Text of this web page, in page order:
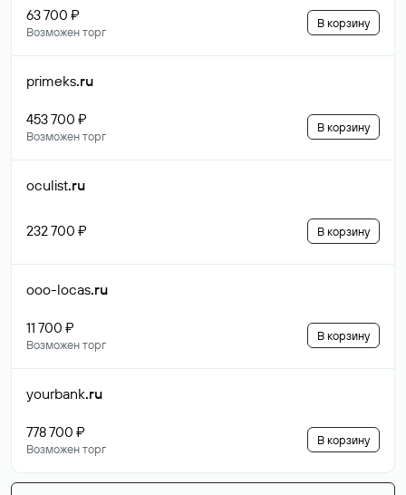
63 700 ₽
Возможен торг
В корзину
primeks.ru
453 700 ₽
Возможен торг
В корзину
oculist.ru
232 700 ₽ В корзину
ooo-locas.ru
11 700 ₽
Возможен торг
В корзину
yourbank.ru
778 700 ₽
Возможен торг
В корзину